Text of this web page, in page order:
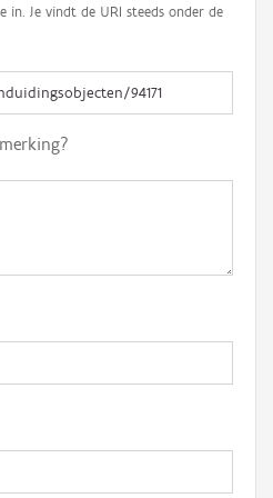
in. Je vindt de URI steeds onder de